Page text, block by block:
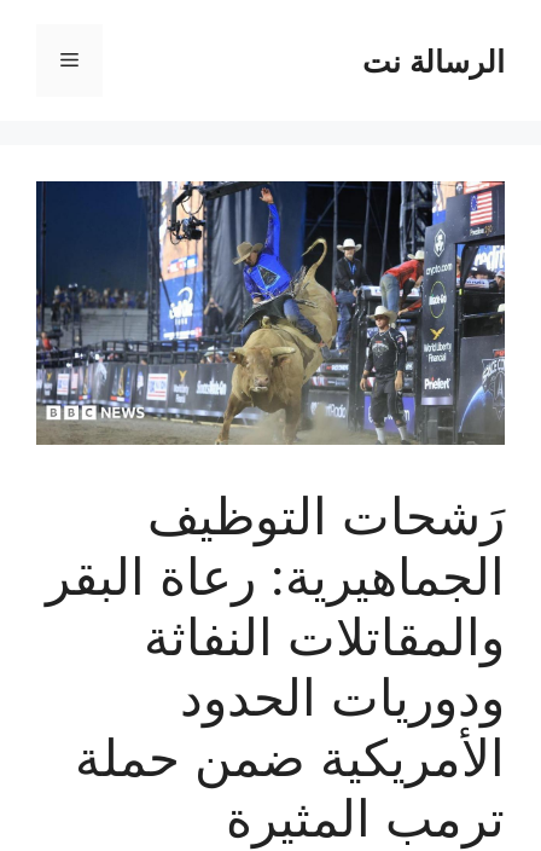
المحتوىالرسالة نت القائمة
رَشحات التوظيف
الجماهيرية: رعاة البقر
والمقاتلات النفاثة
ودوريات الحدود
الأمريكية ضمن حملة
ترمب المثيرة